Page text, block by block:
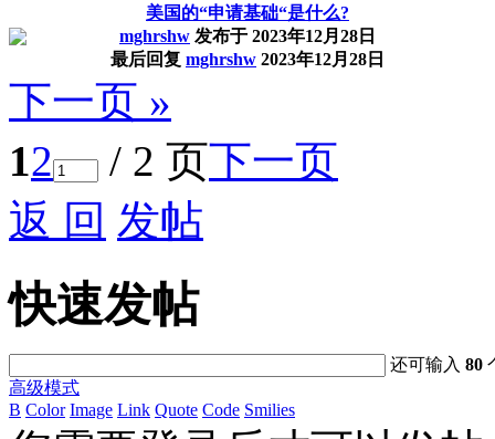
美国的“申请基础“是什么?
mghrshw 发布于 2023年12月28日
最后回复 mghrshw 2023年12月28日
下一页 »
12 / 2 页下一页
返 回 发帖
快速发帖
还可输入80
高级模式
B Color Image Link Quote Code Smilies